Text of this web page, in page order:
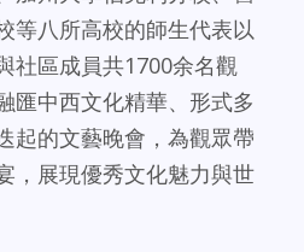
等八所高校的師生代表以
社區成員共1700余名觀
匯中西文化精華、形式多
起的文藝晚會，為觀眾帶
，展現優秀文化魅力與世